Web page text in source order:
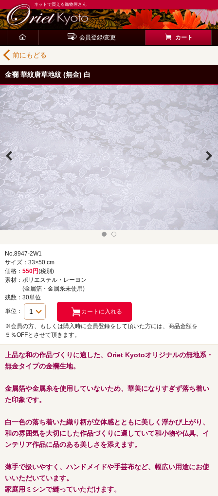
ネットで買える織物屋さん
会員登録/変更 カート
前にもどる
金襴 華紋唐草地紋 (無金) 白
No.8947-2W1
サイズ：33×50 cm
価格： 550円(税別)
素材：ポリエステル・レーヨン
(金属箔・金属糸未使用)
残数：30単位
単位：
※会員の方、もしくは購入時に会員登録をして頂いた方には、商品金額を
５％OFFとさせて頂きます。
上品な和の作品づくりに適した、Oriet Kyotoオリジナルの無地系・
無金タイプの金襴生地。
金属箔や金属糸を使用していないため、華美になりすぎず落ち着い
た印象です。
白一色の落ち着いた織り柄が立体感とともに美しく浮かび上がり、
和の雰囲気を大切にした作品づくりに適していて和小物や仏具、イ
ンテリア作品に品のある美しさを添えます。
薄手で扱いやすく、ハンドメイドや手芸布など、幅広い用途にお使
いいただいています。
家庭用ミシンで縫っていただけます。